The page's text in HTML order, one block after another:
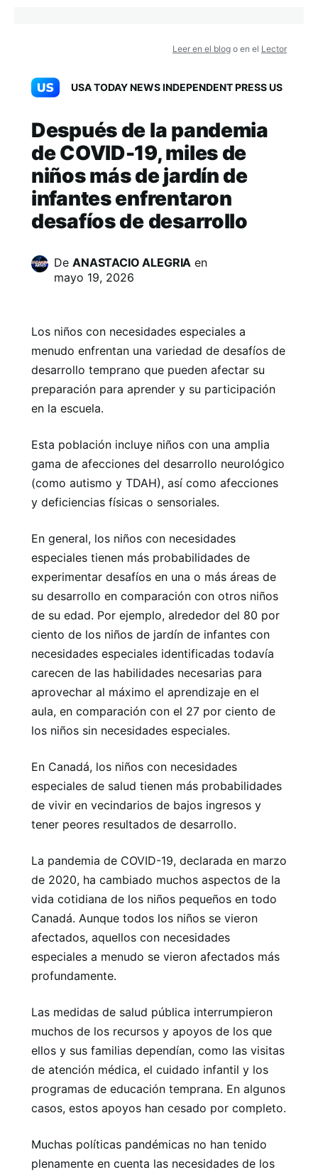
Leer en el blog o en el Lector
USA TODAY NEWS INDEPENDENT PRESS US
Después de la pandemia
de COVID-19, miles de
niños más de jardín de
infantes enfrentaron
desafíos de desarrollo
De ANASTACIO ALEGRIA en
mayo 19, 2026
Los niños con necesidades especiales a
menudo enfrentan una variedad de desafíos de
desarrollo temprano que pueden afectar su
preparación para aprender y su participación
en la escuela.
Esta población incluye niños con una amplia
gama de afecciones del desarrollo neurológico
(como autismo y TDAH), así como afecciones
y deficiencias físicas o sensoriales.
En general, los niños con necesidades
especiales tienen más probabilidades de
experimentar desafíos en una o más áreas de
su desarrollo en comparación con otros niños
de su edad. Por ejemplo, alrededor del 80 por
ciento de los niños de jardín de infantes con
necesidades especiales identificadas todavía
carecen de las habilidades necesarias para
aprovechar al máximo el aprendizaje en el
aula, en comparación con el 27 por ciento de
los niños sin necesidades especiales.
En Canadá, los niños con necesidades
especiales de salud tienen más probabilidades
de vivir en vecindarios de bajos ingresos y
tener peores resultados de desarrollo.
La pandemia de COVID-19, declarada en marzo
de 2020, ha cambiado muchos aspectos de la
vida cotidiana de los niños pequeños en todo
Canadá. Aunque todos los niños se vieron
afectados, aquellos con necesidades
especiales a menudo se vieron afectados más
profundamente.
Las medidas de salud pública interrumpieron
muchos de los recursos y apoyos de los que
ellos y sus familias dependían, como las visitas
de atención médica, el cuidado infantil y los
programas de educación temprana. En algunos
casos, estos apoyos han cesado por completo.
Muchas políticas pandémicas no han tenido
plenamente en cuenta las necesidades de los